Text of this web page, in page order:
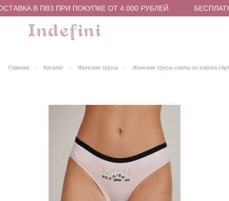
В ПВЗ ПРИ ПОКУПКЕ ОТ 4 000 РУБЛЕЙ
Главная – Каталог – Женские трусы – Женские трусы слипы из хлопка